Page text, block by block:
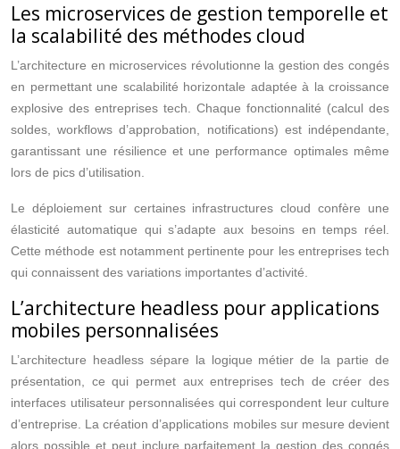
Les microservices de gestion temporelle et
la scalabilité des méthodes cloud
L’architecture en microservices révolutionne la gestion des congés
en permettant une scalabilité horizontale adaptée à la croissance
explosive des entreprises tech. Chaque fonctionnalité (calcul des
soldes, workflows d’approbation, notifications) est indépendante,
garantissant une résilience et une performance optimales même
lors de pics d’utilisation.
Le déploiement sur certaines infrastructures cloud confère une
élasticité automatique qui s’adapte aux besoins en temps réel.
Cette méthode est notamment pertinente pour les entreprises tech
qui connaissent des variations importantes d’activité.
L’architecture headless pour applications
mobiles personnalisées
L’architecture headless sépare la logique métier de la partie de
présentation, ce qui permet aux entreprises tech de créer des
interfaces utilisateur personnalisées qui correspondent leur culture
d’entreprise. La création d’applications mobiles sur mesure devient
alors possible et peut inclure parfaitement la gestion des congés